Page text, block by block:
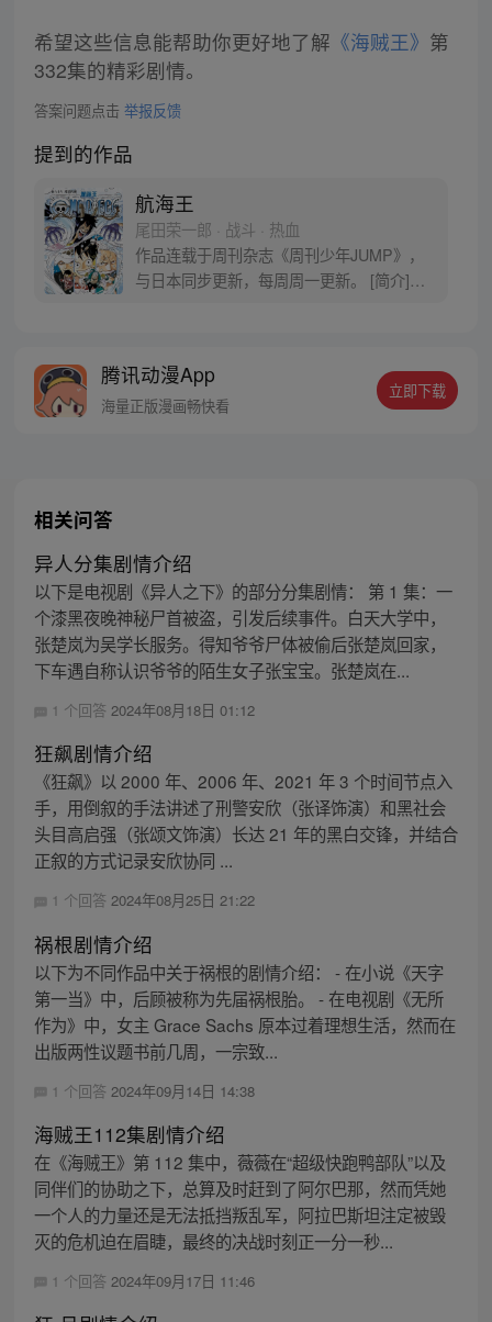
希望这些信息能帮助你更好地了解 《海贼王》 第
332集的精彩剧情。
答案问题点击 举报反馈
提到的作品
航海王
尾田荣一郎 · 战斗 · 热血
作品连载于周刊杂志《周刊少年JUMP》，
与日本同步更新，每周周一更新。 [简介]有
十年后，路飞为实现与因救他而断臂的杰克
斯的约定而出海，开始了以成为海盗王为目
腾讯动漫App
海量正版漫画畅快看
立即下载
相关问答
异人分集剧情介绍
以下是电视剧《异人之下》的部分分集剧情： 第 1 集：一
个漆黑夜晚神秘尸首被盗，引发后续事件。白天大学中，
张楚岚为吴学长服务。得知爷爷尸体被偷后张楚岚回家，
下车遇自称认识爷爷的陌生女子张宝宝。张楚岚在...
1 个回答 2024年08月18日 01:12
狂飙剧情介绍
《狂飙》以 2000 年、2006 年、2021 年 3 个时间节点入
手，用倒叙的手法讲述了刑警安欣（张译饰演）和黑社会
头目高启强（张颂文饰演）长达 21 年的黑白交锋，并结合
正叙的方式记录安欣协同 ...
1 个回答 2024年08月25日 21:22
祸根剧情介绍
以下为不同作品中关于祸根的剧情介绍： - 在小说《天字
第一当》中，后顾被称为先届祸根胎。 - 在电视剧《无所
作为》中，女主 Grace Sachs 原本过着理想生活，然而在
出版两性议题书前几周，一宗致...
1 个回答 2024年09月14日 14:38
海贼王112集剧情介绍
在《海贼王》第 112 集中，薇薇在“超级快跑鸭部队”以及
同伴们的协助之下，总算及时赶到了阿尔巴那，然而凭她
一个人的力量还是无法抵挡叛乱军，阿拉巴斯坦注定被毁
灭的危机迫在眉睫，最终的决战时刻正一分一秒...
1 个回答 2024年09月17日 11:46